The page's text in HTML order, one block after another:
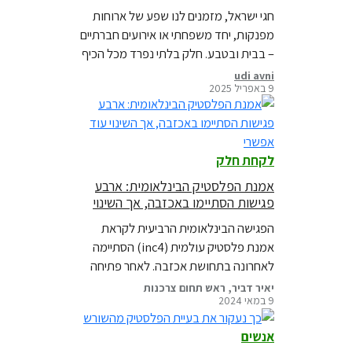
חגי ישראל, מזמנים לנו שפע של ארוחות
מפנקות, יחד משפחתי או אירועים חברתיים
– בבית ובטבע. חלק בלתי נפרד מכל הכיף
הזה, אלה ערימות הפסולת הנערמות
בפחים השכונתיים ובמטמנות הפסולת
שהולכות ומתמלאות ברחבי הארץ, במהלך
החגים או אחריהם. כל אחד מאיתנו, יכול
לשנות הרגלים אישיים, ולצמצם את פסולת
הפלסטיק שמגיעה לים ולטבע שלנו. הנה
כמה…
udi avni
9 באפריל 2025
לקחת חלק
אמנת הפלסטיק הבינלאומית: ארבע
פגישות הסתיימו באכזבה, אך השינוי
הפגישה הבינלאומית הרביעית לקראת
אמנת פלסטיק עולמית (inc4) הסתיימה
לאחרונה בתחושת אכזבה. לאחר פתיחה
אופטימית ועבודה קשה מצד ארגוני סביבה
בינלאומיים כמו גרינפיס, התוצאות הסופיות
היו רחוקות מהציפיות.
יאיר דביר, ראש תחום צרכנות
9 במאי 2024
אנשים